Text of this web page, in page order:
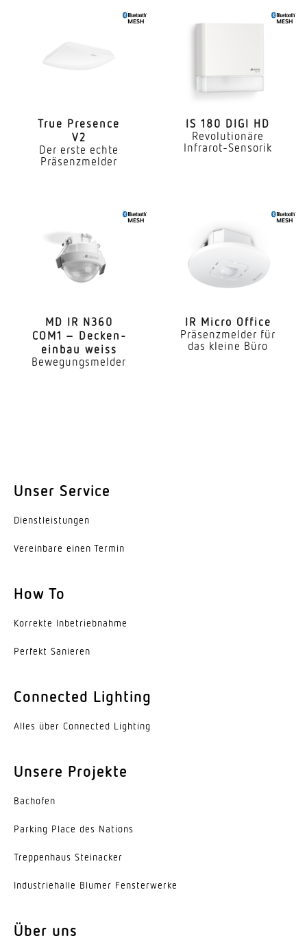
Anwendung, Ort
Innenbereich
Hochregallager Produktionsbereich
Konferenzraum / Besprechungsraum
Dienstzimmer Aufenthaltsraum Umkleide
Rezeption / Lobby Sporthalle Parkhaus /
Tiefgarage Speisesaal / Kantine Innenbereich
Montageort
Decke
Montageart
2,8 m
Montagehöhe max
360 °
Ja
Ja
Elektronische Skalierbarkeit
Ja
Mechanische Skalierbarkeit
9 x 9 m (81 m²)
True Presence
V2
Der erste echte
Präsenzmelder
IS 180 DIGI HD
Revolutionäre
Infrarot-Sensorik
MD IR N360
COM1 – Decken­
einbau weiss
Bewegungsmelder
IR Micro Office
Präsenzmelder für
das kleine Büro
Unser Service
Dienst­leis­tungen
Vereinbare einen Termin
How To
Korrekte Inbe­trieb­nahme
Perfekt Sanieren
Connected Lighting
Alles über Connected Lighting
Unsere Projekte
Bachofen
Parking Place des Nations
Trep­penhaus Steinacker
Indus­trie­halle Blumer Fensterwerke
Über uns